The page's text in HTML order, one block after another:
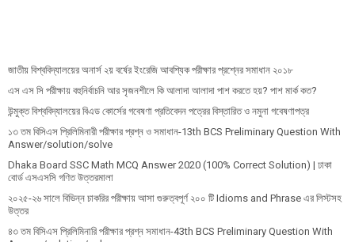
জাতীয় বিশ্ববিদ্যালয়ের অনার্স ২য় বর্ষের ইংরেজি আবশ্যিক পরীক্ষার প্রশ্নের সমাধান ২০১৮
এস এস সি পরীক্ষায় বহুনির্বাচনি আর সৃজনশীলে কি আলাদা আলাদা পাশ করতে হয়? পাশ মার্ক কত?
উন্মুক্ত বিশ্ববিদ্যালয়ের বিএড কোর্সের গবেষণা প্রতিবেদন পত্রের বিস্তারিত ও নমুনা গবেষণাপত্র
১৩ তম বিসিএস প্রি‌লি‌মিনারী পরীক্ষার প্রশ্ন ও সমাধান-13th BCS Preliminary Question With
Answer/solution/solve
Dhaka Board SSC Math MCQ Answer 2020 (100% Correct Solution) | ঢাকা
বোর্ড এসএসসি গণিত উত্তরমালা
২০২৫-২৬ সালে বিভিন্ন চাকরির পরীক্ষায় আসা গুরুত্বপূর্ণ ২০০ টি Idioms and Phrase এর লিস্টসহ
উত্তর
৪৩ তম বিসিএস প্রিলিমিনারি পরীক্ষার প্রশ্ন সমাধান-43th BCS Preliminary Question With